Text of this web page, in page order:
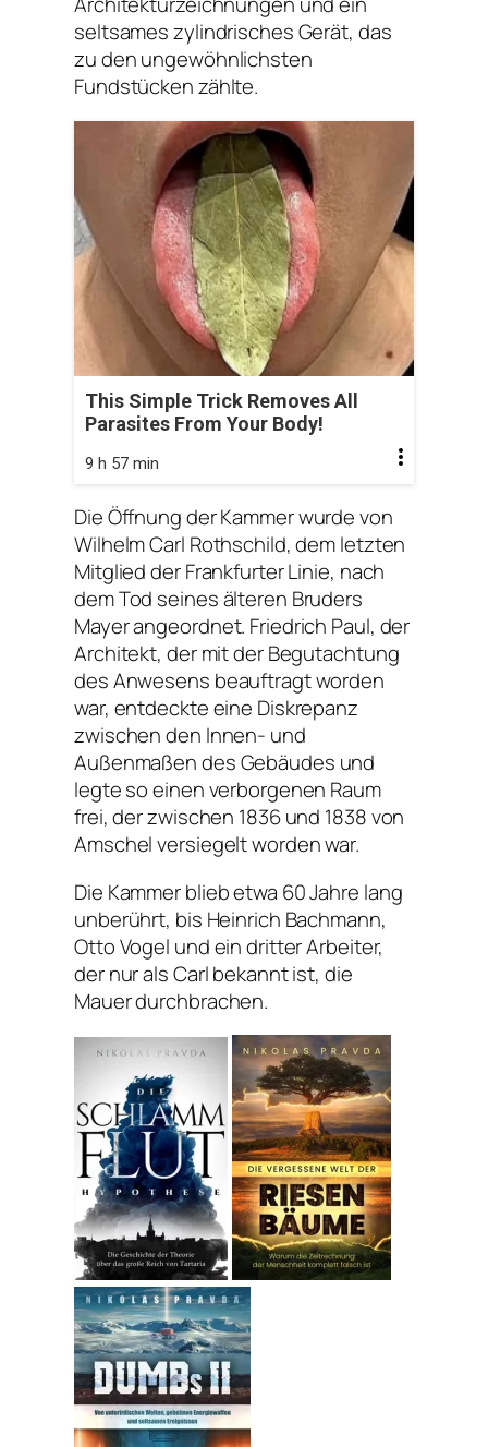
seltsames zylindrisches Gerät, das
zu den ungewöhnlichsten
Fundstücken zählte.
This Simple Trick Removes All
Parasites From Your Body!
9 h 57 min
Die Öffnung der Kammer wurde von
Wilhelm Carl Rothschild, dem letzten
Mitglied der Frankfurter Linie, nach
dem Tod seines älteren Bruders
Mayer angeordnet. Friedrich Paul, der
Architekt, der mit der Begutachtung
des Anwesens beauftragt worden
war, entdeckte eine Diskrepanz
zwischen den Innen- und
Außenmaßen des Gebäudes und
legte so einen verborgenen Raum
frei, der zwischen 1836 und 1838 von
Amschel versiegelt worden war.
Die Kammer blieb etwa 60 Jahre lang
unberührt, bis Heinrich Bachmann,
Otto Vogel und ein dritter Arbeiter,
der nur als Carl bekannt ist, die
Mauer durchbrachen.